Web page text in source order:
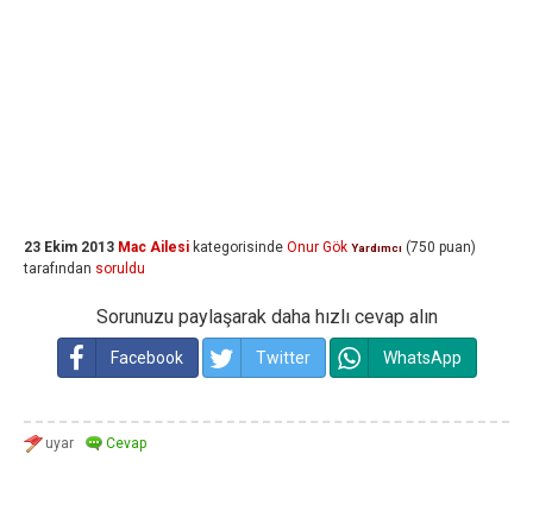
23 Ekim 2013 Mac Ailesi kategorisinde Onur Gök Yardımcı (750 puan)
tarafından soruldu
Sorunuzu paylaşarak daha hızlı cevap alın
Facebook Twitter WhatsApp